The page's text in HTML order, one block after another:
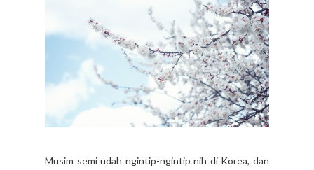
Musim semi udah ngintip-ngintip nih di Korea, dan